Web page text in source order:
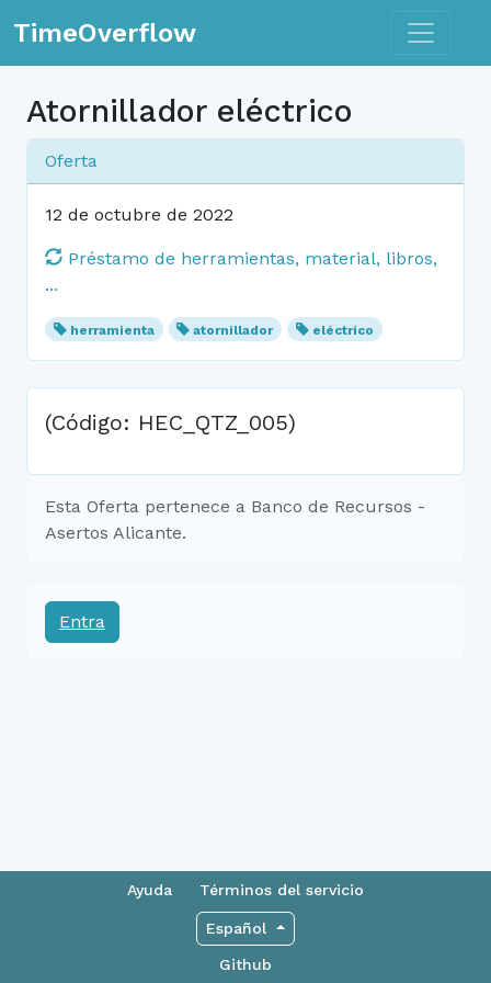
TimeOverflow Toggle
Atornillador eléctrico
Oferta
12 de octubre de 2022
Préstamo de herramientas, material, libros,
...
herramienta atornillador eléctrico
(Código: HEC_QTZ_005)
Esta Oferta pertenece a Banco de Recursos -
Asertos Alicante.
Entra
Ayuda Términos del servicio
Español
Github